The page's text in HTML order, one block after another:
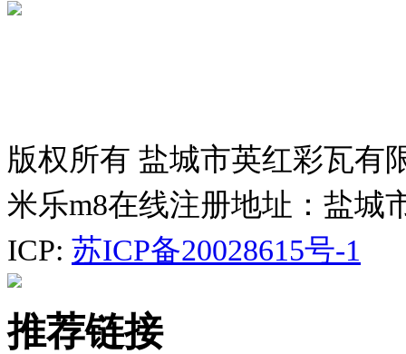
版权所有 盐城市英红彩瓦有
米乐m8在线注册地址：盐城
ICP: 苏ICP备20028615号-1
推荐链接